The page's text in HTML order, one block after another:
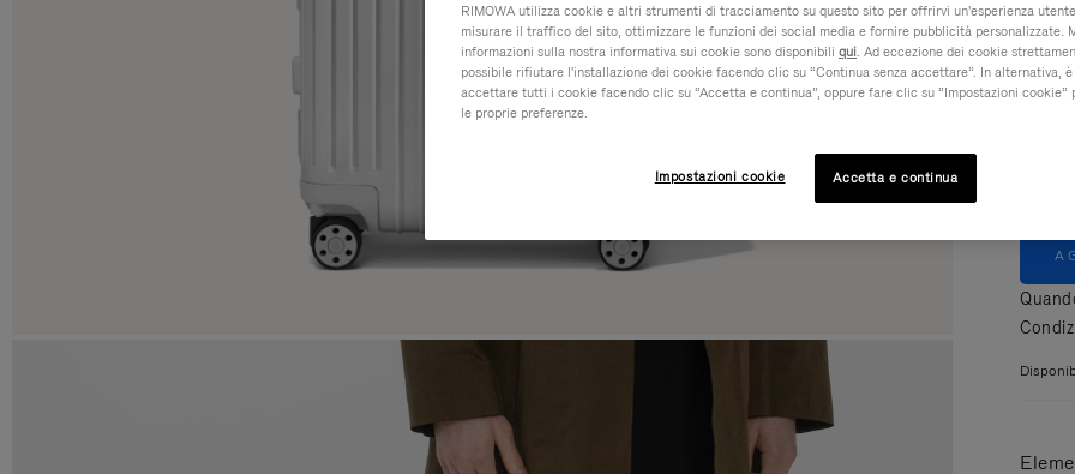
Colore
RIMOWA utilizza cookie e altri strumenti di tracciamento su questo sito per offrirvi un'esperienza
misurare il traffico del sito, ottimizzare le funzioni dei social media e fornire pubblicità personalizzate.
informazioni sulla nostra informativa sui cookie sono disponibili qui. Ad eccezione dei cookie
possibile rifiutare l'installazione dei cookie facendo clic su “Continua senza accettare”. In alternativa,
accettare tutti i cookie facendo clic su “Accetta e continua”, oppure fare clic su “Impostazioni cookie”
le proprie preferenze.
Impostazioni cookie Accetta e continua